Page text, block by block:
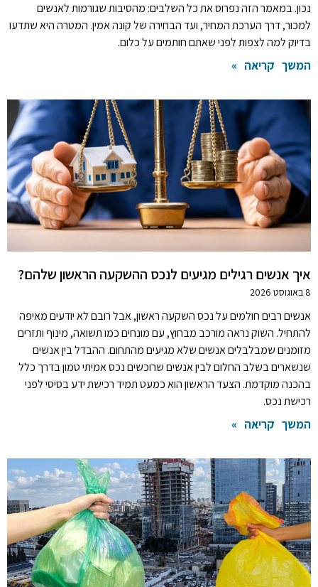
נכון. במאמר הזה נפרוס את כל השלבים: מהסיבות שגורמות לאנשים
למכור, דרך הערכת המחיר, ועד הבחירה של קונה אמין. המטרה היא שתדעו
בדיוק למה לצפות לפני שאתם חותמים על כלום.
המשך קריאה »
איך אנשים רגילים מגיעים לנכס ההשקעה הראשון שלהם?
8 באוגוסט 2026
אנשים רבים חולמים על נכס השקעה ראשון, אבל רובם לא יודעים מאיפה
להתחיל. השוק נראה מורכב מבחוץ, עם מונחים כמו תשואה, מינוף ותזרים
מזומנים שמבלבלים אנשים שלא מגיעים מהתחום. ההבדל בין אנשים
שנשארים בשלב החלום לבין אנשים שרוכשים נכס אמיתי טמון בדרך כלל
בהכנה מוקדמת. הצעד הראשון הוא כמעט תמיד רכישת ידע בסיסי לפני
רכישת נכס.
המשך קריאה »